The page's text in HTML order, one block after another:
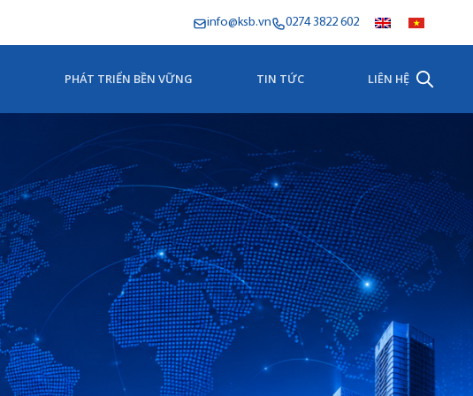
info@ksb.vn 0274 3822 602
PHÁT TRIỂN BỀN VỮNG TIN TỨC LIÊN HỆ